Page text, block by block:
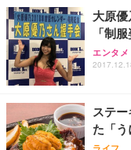
大原
「制服
エンタメ
ステ
た「